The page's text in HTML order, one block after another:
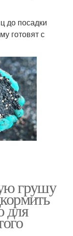
до посадки
готовят с
грушу
для